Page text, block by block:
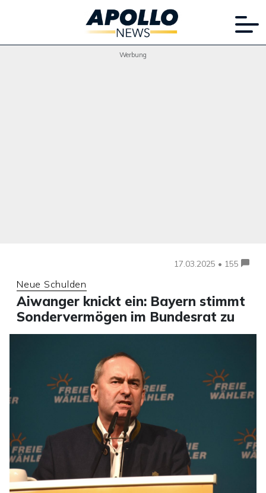
Werbung
17.03.2025 • 155
Neue Schulden
Aiwanger knickt ein: Bayern stimmt
Sondervermögen im Bundesrat zu